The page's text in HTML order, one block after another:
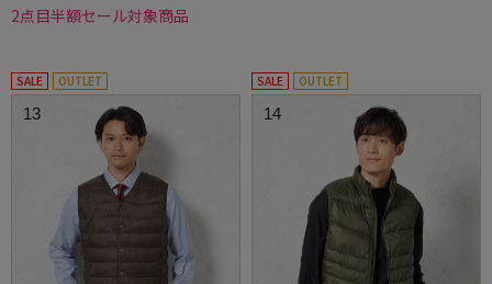
2点目半額セール対象商品
SALE OUTLET
13
SALE OUTLET
14